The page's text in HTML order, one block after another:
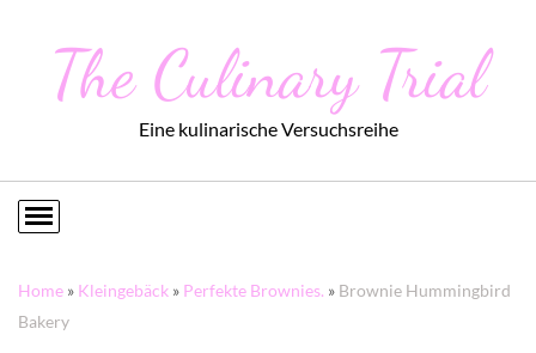
The Culinary Trial
Eine kulinarische Versuchsreihe
Home » Kleingebäck » Perfekte Brownies. » Brownie Hummingbird
Bakery